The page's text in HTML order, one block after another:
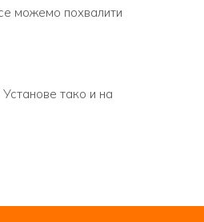
можемо похвалити
тако и на